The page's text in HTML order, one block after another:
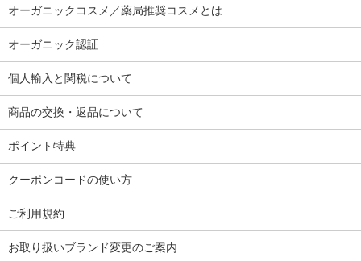
オーガニックコスメ／薬局推奨コスメとは
オーガニック認証
個人輸入と関税について
商品の交換・返品について
ポイント特典
クーポンコードの使い方
ご利用規約
お取り扱いブランド変更のご案内